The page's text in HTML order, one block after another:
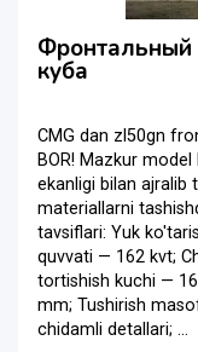
Фронтальный
куба
CMG dan zl50gn
BOR! Mazkur
ekanligi bilan ajralib
materiallarni
tavsiflari: Yuk
quvvati — 162 kvt;
tortishish kuchi —
mm; Tushirish
chidamli detallari; ...